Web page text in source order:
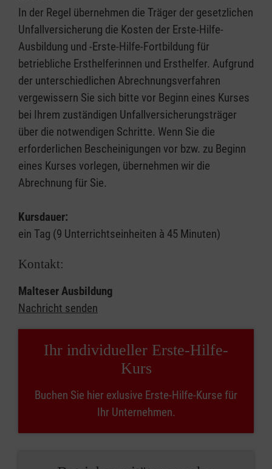
In der Regel übernehmen die Träger der gesetzlichen
Unfallversicherung die Kosten der Erste-Hilfe-
Ausbildung und -Erste-Hilfe-Fortbildung für
betriebliche Ersthelferinnen und Ersthelfer. Aufgrund
der unterschiedlichen Abrechnungsverfahren
vergewissern Sie sich bitte vor Beginn eines Kurses
bei Ihrem zuständigen Unfallversicherungsträger
über die notwendigen Schritte. Wenn Sie die
erforderlichen Bescheinigungen vor bzw. zu Beginn
eines Kurses vorlegen, übernehmen wir die
Abrechnung für Sie.
Kursdauer:
ein Tag (9 Unterrichtseinheiten à 45 Minuten)
Kontakt:
Malteser Ausbildung
Nachricht senden
Ihr individueller Erste-Hilfe-
Kurs
Buchen Sie hier exlusive Erste-Hilfe-Kurse für
Ihr Unternehmen.